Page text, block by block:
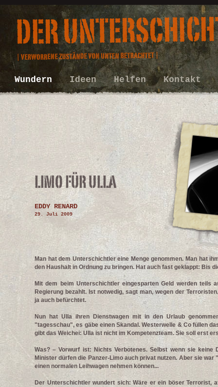
Wundern Ideen Helfen Kontakt
Man hat dem Unterschichtler eine Menge genommen. Man hat
den Haushalt in Ordnung zu bringen. Hat auch fast geklappt: Bis
Mit dem beim Unterschichtler eingesparten Geld werden teils
Regierung bezahlt. Ist notwedig, sagt man, wegen der
ja auch befürchtet.
Nun hat Ulla ihren Dienstwagen mit in den Urlaub
"tagesschau", es gäbe einen Skandal. Westerwelle & Co füllen
gibt das Weichei: Ulla ist nicht im Kompetenzteam. Sie soll erst
Was? – Vorwurf ist: Nichts Verbotenes. Selbst wenn sie keine
Minister dürfen die Panzer-Limo auch privat nutzen. Aber sie
einen normalen Leihwagen nehmen können...
Der Unterschichtler wundert sich: Wäre er ein böser Terrorist,
EDDY RENARD
29. Juli 2009